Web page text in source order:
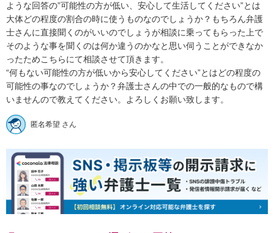
ような回答の”可能性の方が低い、安心して生活してください”とは
大体どの程度の割合の時に使うものなのでしょうか？もちろん弁護
士さんに直接聞くのがいいのでしょうが相談に乗ってもらった上で
そのような事を聞くのは何か違うのかなと思い伺うことができなか
ったためこちらにて相談させて頂きます。
“何もない可能性の方が低いから安心してください”とはどの程度の
可能性の事なのでしょうか？弁護士さんの中での一般的なもので構
いませんので教えてください。よろしくお願い致します。
匿名希望 さん